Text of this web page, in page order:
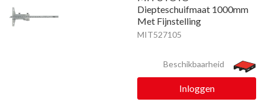
Diepteschuifmaat 1000mm
Met Fijnstelling
MIT527105
Beschikbaarheid
Inloggen